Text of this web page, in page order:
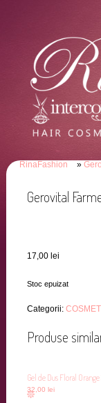
RinaFashion
Gerovital
17,00 lei
Stoc epuizat
Categorii:
Produse
Gel de Dus Floral
32,00 lei